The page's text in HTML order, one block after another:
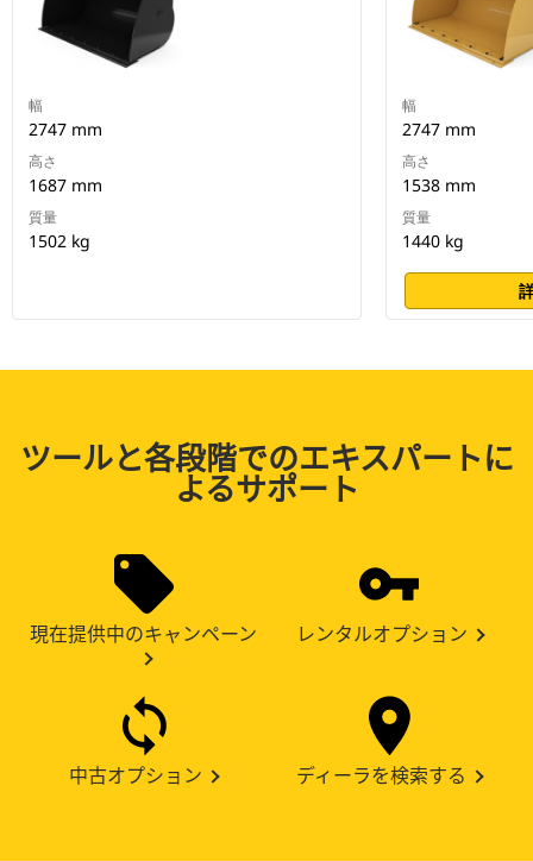
幅
2747 mm
高さ
1687 mm
質量
1502 kg
幅
2747 mm
高さ
1538 mm
質量
1440 kg
ツールと各段階でのエキスパートに
よるサポート
現在提供中のキャンペーン レンタルオプション
中古オプション ディーラを検索する